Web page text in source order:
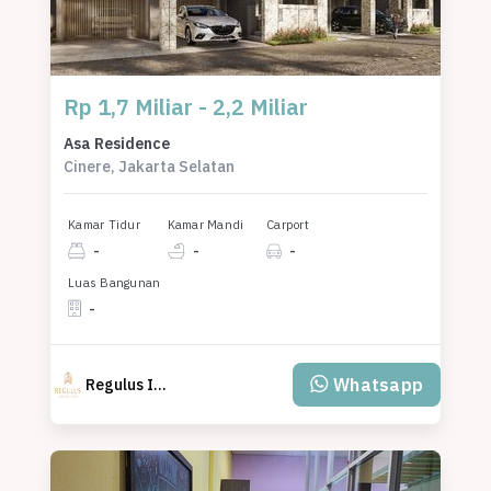
Rp 1,7 Miliar - 2,2 Miliar
Asa Residence
Cinere, Jakarta Selatan
Kamar Tidur
-
Kamar Mandi
-
Carport
-
Luas Bangunan
-
Regulus Inspira Land Whatsapp